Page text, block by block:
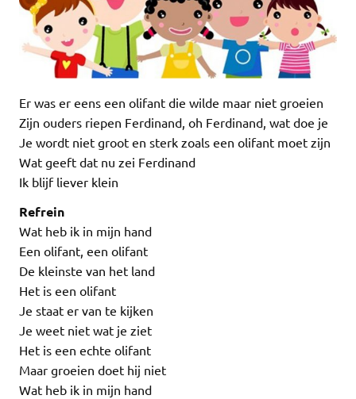
Er was er eens een olifant die wilde maar niet groeien
Zijn ouders riepen Ferdinand, oh Ferdinand, wat doe je
Je wordt niet groot en sterk zoals een olifant moet zijn
Wat geeft dat nu zei Ferdinand
Ik blijf liever klein
Refrein
Wat heb ik in mijn hand
Een olifant, een olifant
De kleinste van het land
Het is een olifant
Je staat er van te kijken
Je weet niet wat je ziet
Het is een echte olifant
Maar groeien doet hij niet
Wat heb ik in mijn hand